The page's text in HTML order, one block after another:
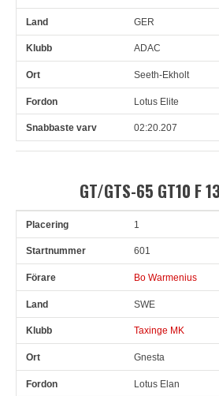
GER
ADAC
Seeth-Ekholt
Lotus Elite
02:20.207
GT/GTS-65 GT10 F
Pl Snr 1
601
Bo Warmenius
SWE
Taxinge MK
Gnesta
Lotus Elan